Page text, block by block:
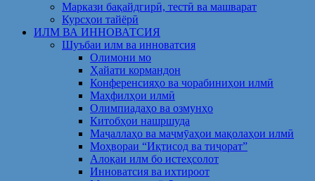
Маркази бақайдгирӣ, тестӣ ва машварат
Курсҳои тайёрӣ
ИЛМ ВА ИННОВАТСИЯ
Шуъбаи илм ва инноватсия
Олимони мо
Ҳайати кормандон
Конференсияҳо ва чорабиниҳои илмӣ
Маҳфилҳои илмӣ
Олимпиадаҳо ва озмунҳо
Китобҳои нашршуда
Маҷаллаҳо ва маҷмӯаҳои мақолаҳои илмӣ
Моҳвораи “Иқтисод ва тиҷорат”
Алоқаи илм бо истеҳсолот
Инноватсия ва ихтироот